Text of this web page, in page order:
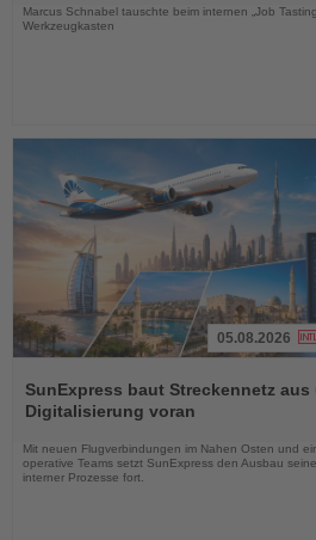
Marcus Schnabel tauschte beim internen „Job
Werkzeugkasten
Sie
die
Nachrichten
05.08.2026
SunExpress baut Streckennetz
Digitalisierung voran
Mit neuen Flugverbindungen im Nahen Osten und
operative Teams setzt SunExpress den Ausbau
interner Prozesse fort.